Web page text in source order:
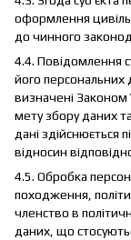
оформлення
до чинного
4.4. Повідомлення
його персональних
визначені Законом
мету збору даних
дані здійснюється
відносин
4.5. Обробка
походження,
членство в
даних, що